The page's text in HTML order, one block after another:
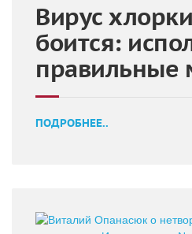
Вирус
боится:
правильные
ПОДРОБНЕЕ..